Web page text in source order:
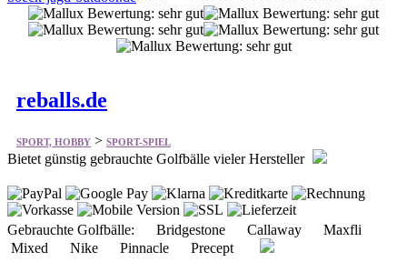
reballs.de
SPORT, HOBBY > SPORT-SPIEL
Bietet günstig gebrauchte Golfbälle vieler Hersteller
Gebrauchte Golfbälle: Bridgestone Callaway Maxfli
Mixed Nike Pinnacle Precept